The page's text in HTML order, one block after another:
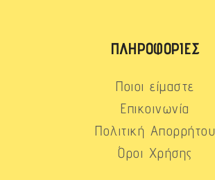
ΠΛΗΡΟΦΟΡΊΕΣ
Ποιοι είμαστε
Επικοινωνία
Πολιτική Απορρήτου
Όροι Χρήσης